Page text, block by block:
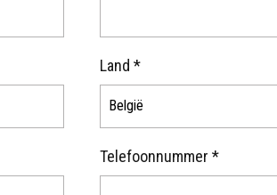
Land *
Telefoonnummer *